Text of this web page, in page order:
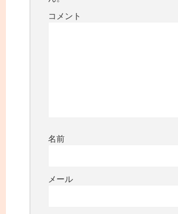
コメント
名前
メール